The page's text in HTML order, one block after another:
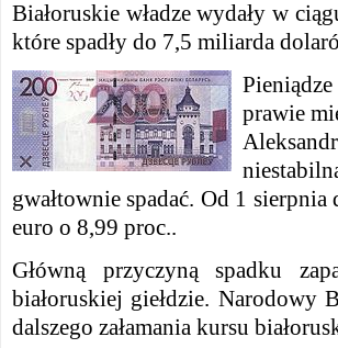
Białoruskie władze wydały w
które spadły do ​​7,5 miliarda
prawie
A
gwałtownie spadać. Od 1 sierpnia
euro o 8,99 proc..
Główną przyczyną spadku
białoruskiej giełdzie. Narodowy
dalszego załamania kursu